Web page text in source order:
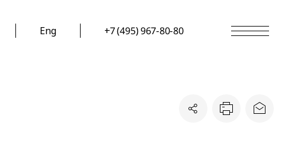
Eng +7 (495) 967-80-80